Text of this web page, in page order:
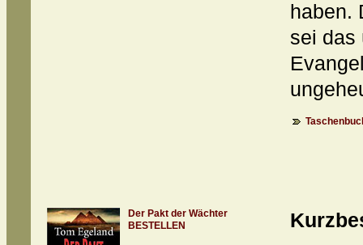
haben.
sei das
Der Pakt der Wächter
BESTELLEN